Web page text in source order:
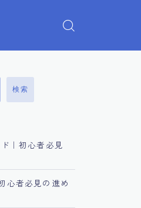
検索
｜初心者必見
心者必見の進め